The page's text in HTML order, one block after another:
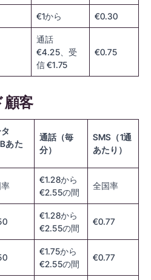
€1から €0.30
通話
€4.25、受
信 €1.75
€0.75
顧客
あた
通話（毎
分）
SMS（1通
あたり）
€1.28から
€2.55の間
全国率
€1.28から
€2.55の間
€0.77
€1.75から
€2.55の間
€0.77